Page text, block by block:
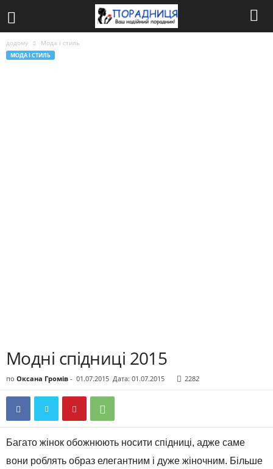
додому Мода і стиль
МОДА І СТИЛЬ
Модні спідниці 2015
по Оксана Громів - 01.07.2015 Дата: 01.07.2015 2282
Багато жінок обожнюють носити спідниці, адже саме
вони роблять образ елегантним і дуже жіночним. Більше